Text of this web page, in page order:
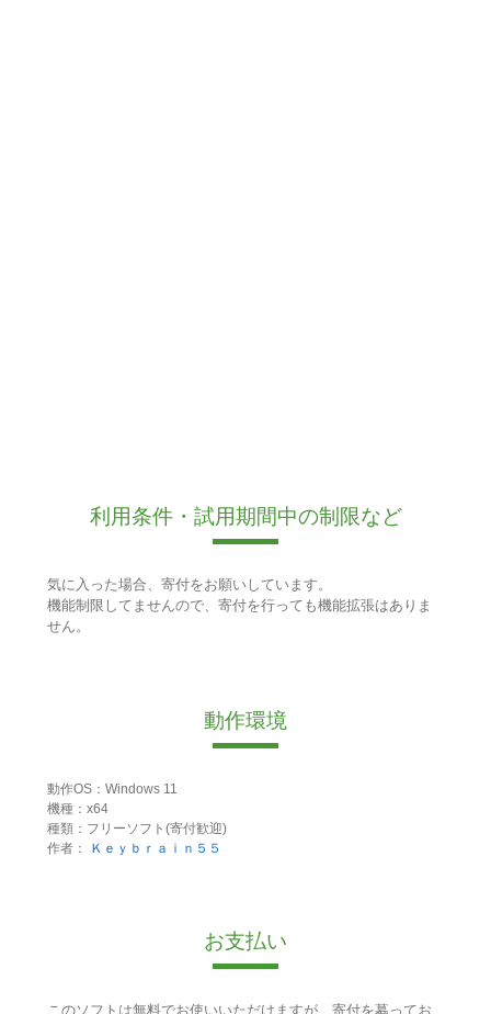
利用条件・試用期間中の制限など
気に入った場合、寄付をお願いしています。
機能制限してませんので、寄付を行っても機能拡張はありま
せん。
動作環境
動作OS：Windows 11
機種：x64
種類：フリーソフト(寄付歓迎)
作者：
Ｋｅｙｂｒａｉｎ５５
お支払い
このソフトは無料でお使いいただけますが、寄付を募ってお